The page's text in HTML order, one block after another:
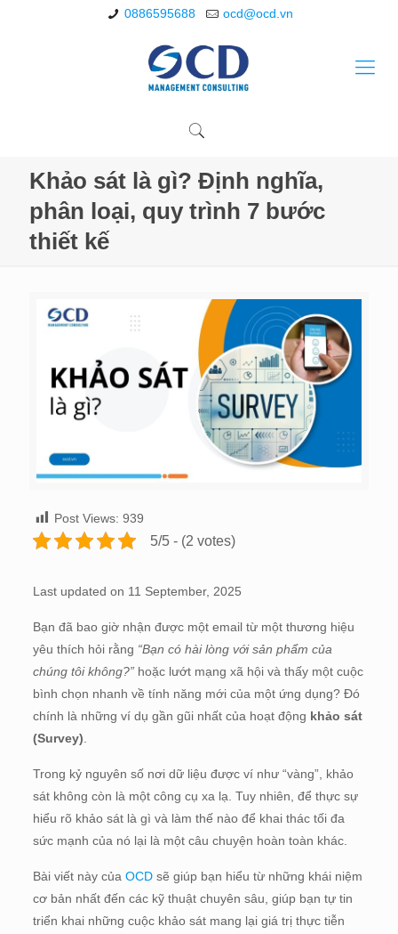
0886595688 ocd@ocd.vn
Khảo sát là gì? Định nghĩa,
phân loại, quy trình 7 bước
thiết kế
Post Views: 939
5/5 - (2 votes)
Last updated on 11 September, 2025
Bạn đã bao giờ nhận được một email từ một thương hiệu
yêu thích hỏi rằng “Bạn có hài lòng với sản phẩm của
chúng tôi không?”hoặc lướt mạng xã hội và thấy một cuộc
bình chọn nhanh về tính năng mới của một ứng dụng? Đó
chính là những ví dụ gần gũi nhất của hoạt động khảo sát
(Survey)
Trong kỷ nguyên số nơi dữ liệu được ví như “vàng”, khảo
sát không còn là một công cụ xa lạ. Tuy nhiên, để thực sự
hiểu rõ khảo sát là gì và làm thế nào để khai thác tối đa
sức mạnh của nó lại là một câu chuyện hoàn toàn khác.
Bài viết này của OCDsẽ giúp bạn hiểu từ những khái niệm
cơ bản nhất đến các kỹ thuật chuyên sâu, giúp bạn tự tin
triển khai những cuộc khảo sát mang lại giá trị thực tiễn